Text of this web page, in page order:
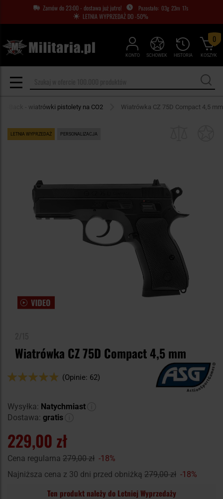
Zamów do 23:00 - dostawa już jutro! 03g 23m 16s
LETNIA WYPRZEDAŻ DO -50%
KONTO HISTORIA
SCHOWEK KOSZYK
0
Back - wiatrówki pistolety na CO2 Wiatrówka CZ 75D Compact 4,5 mm
LETNIA WYPRZEDAŻ PERSONALIZACJA
Wiatrówka CZ 75D Compact 4,5 mm
Ocena:
(Opinie: 62)
Wysyłka: Natychmiast
Dostawa: gratis
229,00 zł
Cena regularna 279,00 zł -18%
Najniższa cena z 30 dni przed obniżką 279,00 zł -18%
Ten produkt należy do Letniej Wyprzedaży